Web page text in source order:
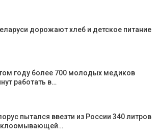
дорожают хлеб и детское питание
году более 700 молодых медиков
работать в…
пытался ввезти из России 340 литров